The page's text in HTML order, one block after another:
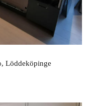
Löddeköpinge